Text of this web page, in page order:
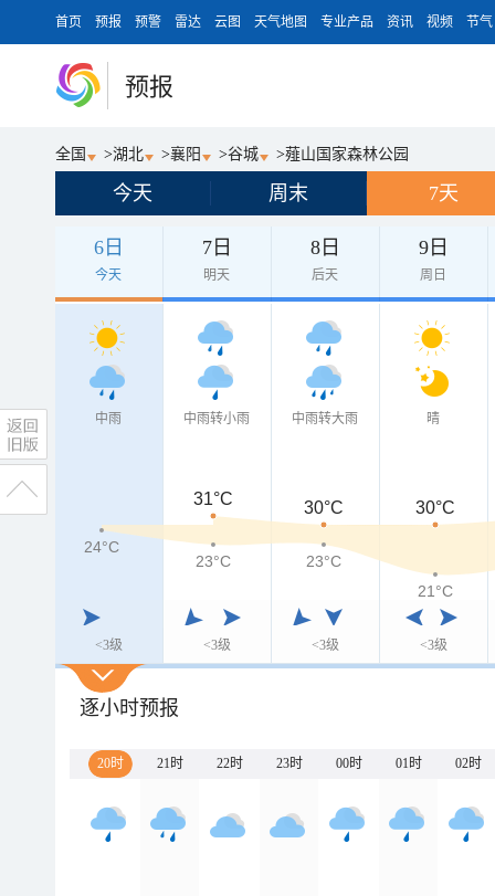
首页 预报 预警 雷达 云图 天气地图 专业产品 资讯 视频 节气
预报
全国 >湖北 >襄阳 >谷城 >薤山国家森林公园
今天 周末 7天
6日
今天
7日
明天
8日
后天
9日
周日
中雨
<3级
中雨转小雨
<3级
中雨转大雨
<3级
晴
<3级
31°C 30°C 30°C
24°C
23°C
23°C
21°C
逐小时预报
20时 21时 22时 23时 00时 01时 02时